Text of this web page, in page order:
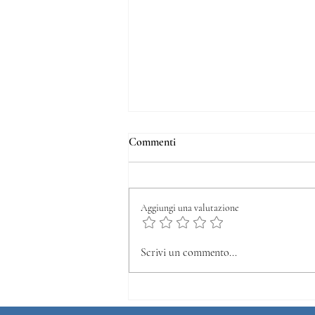
Bando Microcredito
Commenti
Aggiungi una valutazione
Scrivi un commento...